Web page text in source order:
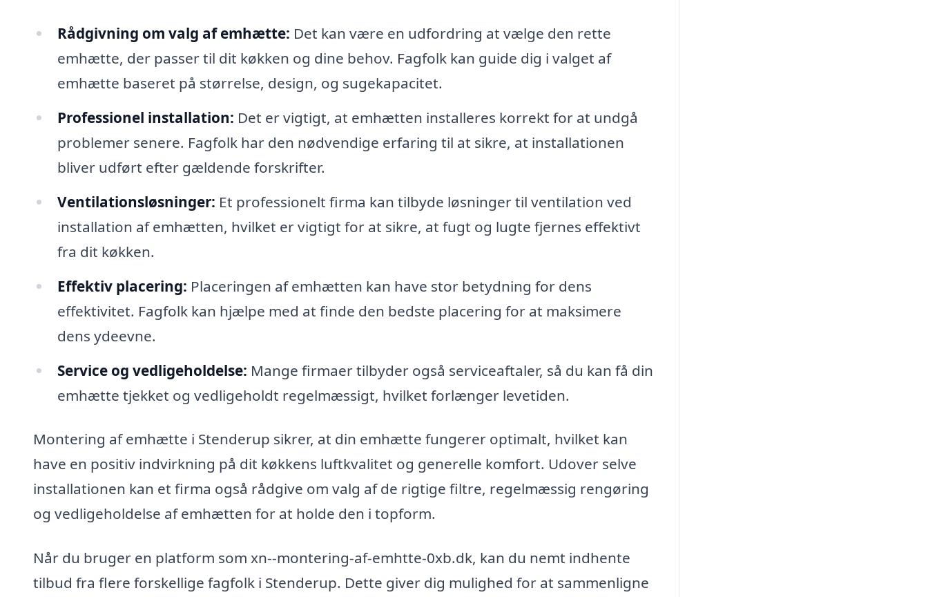
Rådgivning om valg af emhætte: Det kan være en udfordring at vælge den rette
emhætte, der passer til dit køkken og dine behov. Fagfolk kan guide dig i valget af
emhætte baseret på størrelse, design, og sugekapacitet.
Professionel installation: Det er vigtigt, at emhætten installeres korrekt for at undgå
problemer senere. Fagfolk har den nødvendige erfaring til at sikre, at installationen
bliver udført efter gældende forskrifter.
Ventilationsløsninger: Et professionelt firma kan tilbyde løsninger til ventilation ved
installation af emhætten, hvilket er vigtigt for at sikre, at fugt og lugte fjernes effektivt
fra dit køkken.
Effektiv placering: Placeringen af emhætten kan have stor betydning for dens
effektivitet. Fagfolk kan hjælpe med at finde den bedste placering for at maksimere
dens ydeevne.
Service og vedligeholdelse: Mange firmaer tilbyder også serviceaftaler, så du kan få din
emhætte tjekket og vedligeholdt regelmæssigt, hvilket forlænger levetiden.
Montering af emhætte i Stenderup sikrer, at din emhætte fungerer optimalt, hvilket kan
have en positiv indvirkning på dit køkkens luftkvalitet og generelle komfort. Udover selve
installationen kan et firma også rådgive om valg af de rigtige filtre, regelmæssig rengøring
og vedligeholdelse af emhætten for at holde den i topform.
Når du bruger en platform som xn--montering-af-emhtte-0xb.dk, kan du nemt indhente
tilbud fra flere forskellige fagfolk i Stenderup. Dette giver dig mulighed for at sammenligne